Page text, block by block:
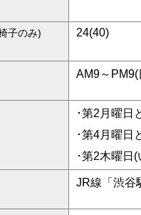
子のみ) 24(40)
AM9～
･第2月曜日
･第4月曜日
･第2木曜日
JR線「渋谷